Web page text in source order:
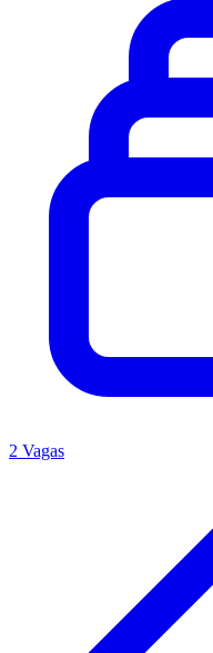
2 Vagas